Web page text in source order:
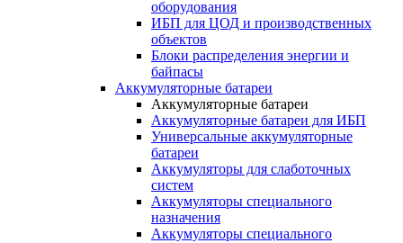
оборудования
ИБП для ЦОД и производственных
объектов
Блоки распределения энергии и
байпасы
Аккумуляторные батареи
Аккумуляторные батареи
Аккумуляторные батареи для ИБП
Универсальные аккумуляторные
батареи
Аккумуляторы для слаботочных
систем
Аккумуляторы специального
назначения
Аккумуляторы специального